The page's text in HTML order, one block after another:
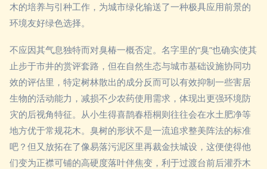
木的培养与引种工作，为城市绿化输送了一种极具应用前景的
环境友好绿色选择。
不应因其气息独特而对臭椿一概否定。名字里的“臭”也确实使其
止步于市井的赏评套路，但在自然生态与城市基础设施协同功
效的评估里，特定树林散出的成分反而可以有效抑制一些害居
生物的活动能力，减损不少农药使用需求，体现出更强环境防
灾的后视角特征。从小生得喜鹊春梧桐则往往会在水土肥净等
地方优于常规花木。臭树的形状不是一流追求整美阵法的标准
吧？但又放拓在了像易落污泥区里再裁金扶城设，这便使得他
们变为正襟可铺的高硬度落叶伴焦变，利于过渡台前后灌乔木